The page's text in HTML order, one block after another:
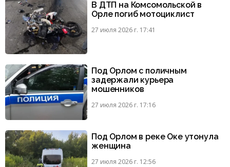
В ДТП на Комсомольской в
Орле погиб мотоциклист
27 июля 2026 г. 17:41
Под Орлом с поличным
задержали курьера
мошенников
27 июля 2026 г. 17:16
Под Орлом в реке Оке утонула
женщина
27 июля 2026 г. 12:56